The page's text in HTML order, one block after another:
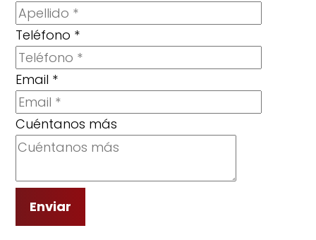
Teléfono *
Email *
Cuéntanos más
Enviar